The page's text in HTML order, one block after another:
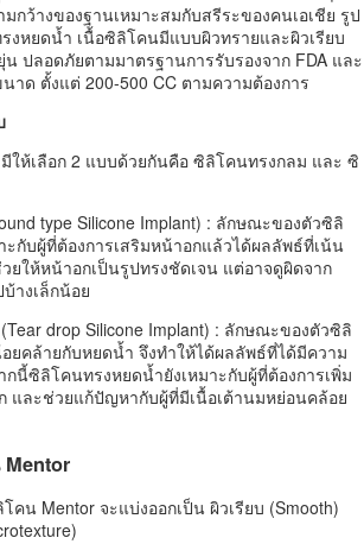
กว้างของฐานเหมาะสมกับสรีระของคนเอเชีย รูป
งหยดน้ำ เนื้อซิลิโคนมีแบบผิวทรายและผิวเรียบ
ปลอดภัยตามมาตรฐานการรับรองจาก FDA และ
าด ตั้งแต่ 200-500 CC ตามความต้องการ
ให้เลือก 2 แบบด้วยกันคือ ซิลิโคนทรงกลม และ ซิ
type Silicone Implant) : ลักษณะของตัวซิลิ
กับผู้ที่ต้องการเสริมหน้าอกแล้วได้ผลลัพธ์ที่เน้น
ยให้หน้าอกเป็นรูปทรงชัดเจน แต่อาจดูผิดจาก
างเล็กน้อย
drop Silicone Implant) : ลักษณะของตัวซิลิ
ยคล้ายกับหยดน้ำ จึงทำให้ได้ผลลัพธ์ที่ได้มีความ
นี้ซิลิโคนทรงหยดน้ำยังเหมาะกับผู้ที่ต้องการเพิ่ม
และช่วยแก้ปัญหากับผู้ที่มีเนื้อเต้านมหย่อนคล้อย
น Mentor จะแบ่งออกเป็น ผิวเรียบ (Smooth)